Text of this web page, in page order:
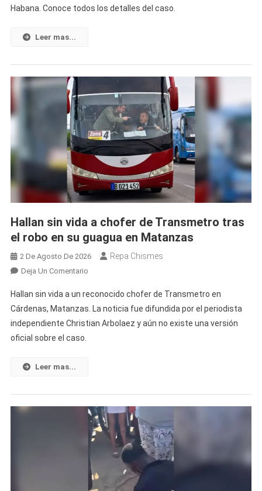
Un
El
Robo
Celular
Una
Anciana
En
Pleno
Centro
Habana
Habana. Conoce todos los detalles del caso.
Leer mas...
Hallan sin vida a chofer de Transmetro tras
el robo en su guagua en Matanzas
2 De Agosto De 2026 Repa Chismes
Deja Un ComentarioEn
Sin
Vida
A
Robo
En
Su
En
Matanzas
Hallan sin vida a un reconocido chofer de Transmetro en
Cárdenas, Matanzas. La noticia fue difundida por el periodista
independiente Christian Arbolaez y aún no existe una versión
oficial sobre el caso.
Leer mas...